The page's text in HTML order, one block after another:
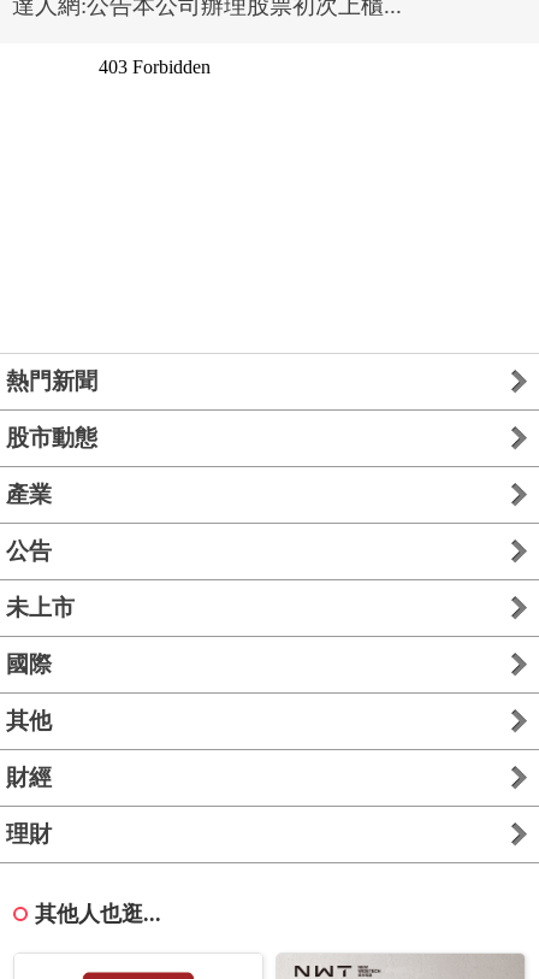
達人網:公告本公司辦理股票初次上櫃...
熱門新聞
股市動態
產業
公告
未上市
國際
其他
財經
理財
其他人也逛...